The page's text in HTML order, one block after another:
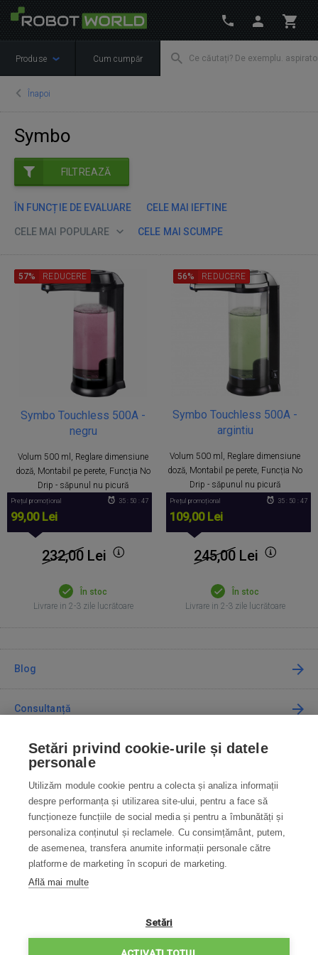
Produse Cum cumpăr
Înapoi
Symbo
FILTREAZĂ
ÎN FUNCȚIE DE EVALUARE CELE MAI IEFTINE
CELE MAI POPULARE CELE MAI SCUMPE
Symbo Touchless 500A -
negru
Volum 500 ml, Reglare dimensiune
doză, Montabil pe perete, Funcția No
Drip - săpunul nu picură
57% REDUCERE
Prețul promoțional
99,00 Lei
35 : 50 : 47
232,00Lei
În stoc
Livrare in 2-3 zile lucrătoare
Symbo Touchless 500A -
argintiu
Volum 500 ml, Reglare dimensiune
doză, Montabil pe perete, Funcția No
Drip - săpunul nu picură
56% REDUCERE
Prețul promoțional
109,00 Lei
35 : 50 : 47
245,00Lei
În stoc
Livrare in 2-3 zile lucrătoare
Blog
Consultanță
Cum cumpăr
Contact
Contactați-ne
info@robotworld.ro
031 22 97 010
POLITICA DE CONFIDENȚIALITATE
Setări privind cookie-urile și datele
personale
Utilizăm module cookie pentru a colecta și analiza informații
despre performanța și utilizarea site-ului, pentru a face să
funcționeze funcțiile de social media și pentru a îmbunătăți și
personaliza conținutul și reclamele. Cu consimțământ, putem,
de asemenea, transfera anumite informații personale către
platforme de marketing în scopuri de marketing.
Află mai multe
Setări